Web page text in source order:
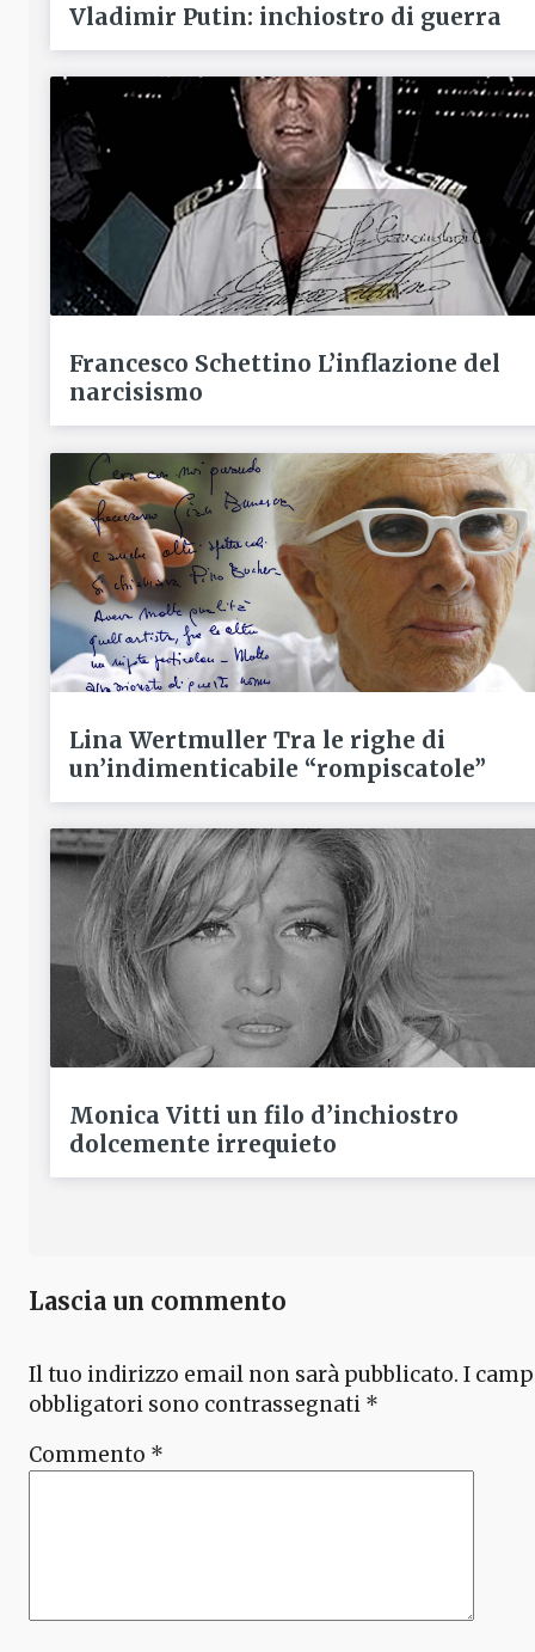
Vladimir Putin: inchiostro di guerra
Francesco Schettino L’inflazione del
narcisismo
Lina Wertmuller Tra le righe di
un’indimenticabile “rompiscatole”
Monica Vitti un filo d’inchiostro
dolcemente irrequieto
Lascia un commento
Il tuo indirizzo email non sarà pubblicato. I
obbligatori sono contrassegnati *
Commento *